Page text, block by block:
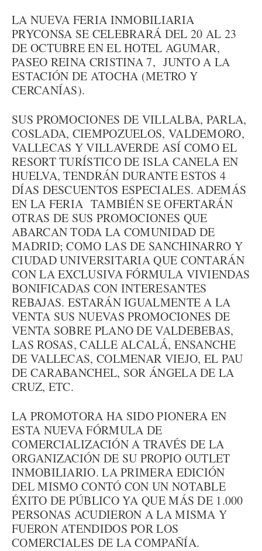
LA NUEVA FERIA INMOBILIARIA
PRYCONSA SE CELEBRARÁ DEL 20 AL 23
DE OCTUBRE EN EL HOTEL AGUMAR,
PASEO REINA CRISTINA 7, JUNTO A LA
ESTACIÓN DE ATOCHA (METRO Y
CERCANÍAS).
SUS PROMOCIONES DE VILLALBA, PARLA,
COSLADA, CIEMPOZUELOS, VALDEMORO,
VALLECAS Y VILLAVERDE ASÍ COMO EL
RESORT TURÍSTICO DE ISLA CANELA EN
HUELVA, TENDRÁN DURANTE ESTOS 4
DÍAS DESCUENTOS ESPECIALES. ADEMÁS
EN LA FERIA TAMBIÉN SE OFERTARÁN
OTRAS DE SUS PROMOCIONES QUE
ABARCAN TODA LA COMUNIDAD DE
MADRID; COMO LAS DE SANCHINARRO Y
CIUDAD UNIVERSITARIA QUE CONTARÁN
CON LA EXCLUSIVA FÓRMULA VIVIENDAS
BONIFICADAS CON INTERESANTES
REBAJAS. ESTARÁN IGUALMENTE A LA
VENTA SUS NUEVAS PROMOCIONES DE
VENTA SOBRE PLANO DE VALDEBEBAS,
LAS ROSAS, CALLE ALCALÁ, ENSANCHE
DE VALLECAS, COLMENAR VIEJO, EL PAU
DE CARABANCHEL, SOR ÁNGELA DE LA
CRUZ, ETC.
LA PROMOTORA HA SIDO PIONERA EN
ESTA NUEVA FÓRMULA DE
COMERCIALIZACIÓN A TRAVÉS DE LA
ORGANIZACIÓN DE SU PROPIO OUTLET
INMOBILIARIO. LA PRIMERA EDICIÓN
DEL MISMO CONTÓ CON UN NOTABLE
ÉXITO DE PÚBLICO YA QUE MÁS DE 1.000
PERSONAS ACUDIERON A LA MISMA Y
FUERON ATENDIDOS POR LOS
COMERCIALES DE LA COMPAÑÍA.